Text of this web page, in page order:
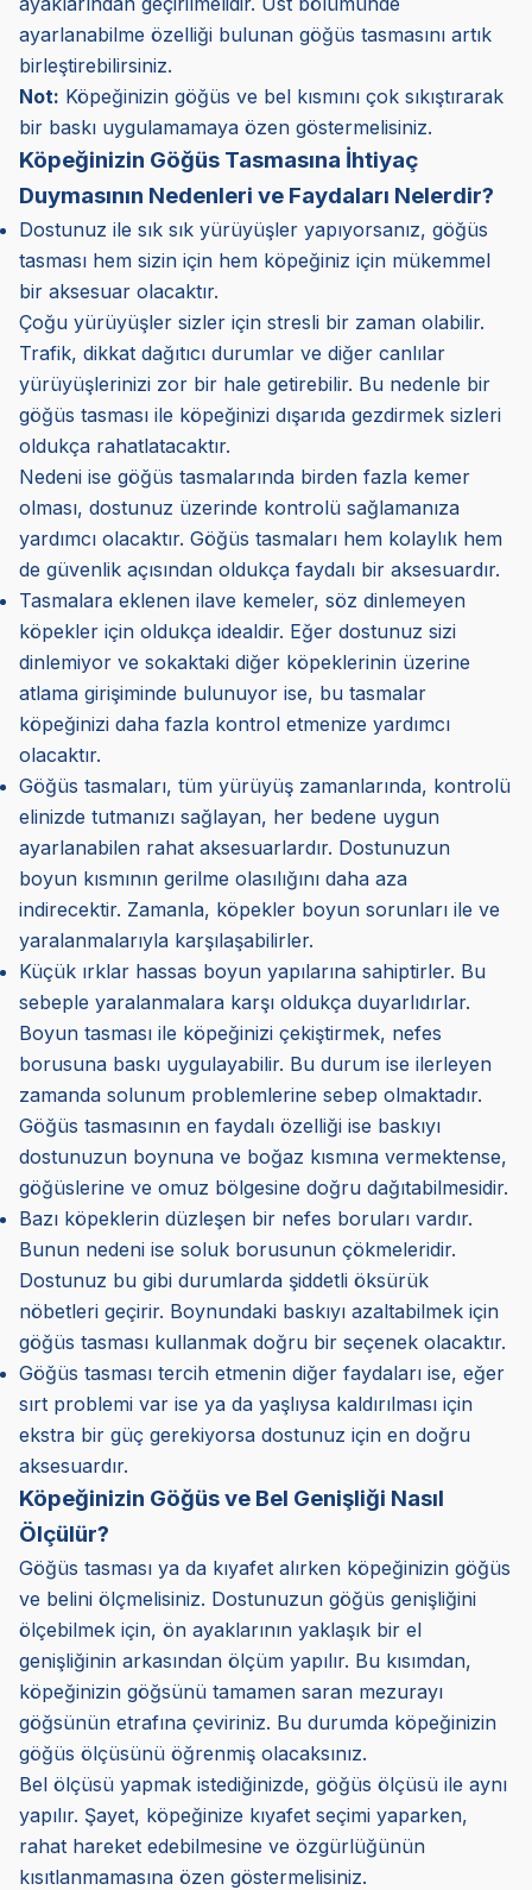
ayarlanabilme özelliği bulunan göğüs tasmasını artık
birleştirebilirsiniz.
Not: Köpeğinizin göğüs ve bel kısmını çok sıkıştırarak
bir baskı uygulamamaya özen göstermelisiniz.
Köpeğinizin Göğüs Tasmasına İhtiyaç
Duymasının Nedenleri ve Faydaları Nelerdir?
Dostunuz ile sık sık yürüyüşler yapıyorsanız, göğüs
tasması hem sizin için hem köpeğiniz için mükemmel
bir aksesuar olacaktır.
Çoğu yürüyüşler sizler için stresli bir zaman olabilir.
Trafik, dikkat dağıtıcı durumlar ve diğer canlılar
yürüyüşlerinizi zor bir hale getirebilir. Bu nedenle bir
göğüs tasması ile köpeğinizi dışarıda gezdirmek sizleri
oldukça rahatlatacaktır.
Nedeni ise göğüs tasmalarında birden fazla kemer
olması, dostunuz üzerinde kontrolü sağlamanıza
yardımcı olacaktır. Göğüs tasmaları hem kolaylık hem
de güvenlik açısından oldukça faydalı bir aksesuardır.
Tasmalara eklenen ilave kemeler, söz dinlemeyen
köpekler için oldukça idealdir. Eğer dostunuz sizi
dinlemiyor ve sokaktaki diğer köpeklerinin üzerine
atlama girişiminde bulunuyor ise, bu tasmalar
köpeğinizi daha fazla kontrol etmenize yardımcı
olacaktır.
Göğüs tasmaları, tüm yürüyüş zamanlarında, kontrolü
elinizde tutmanızı sağlayan, her bedene uygun
ayarlanabilen rahat aksesuarlardır. Dostunuzun
boyun kısmının gerilme olasılığını daha aza
indirecektir. Zamanla, köpekler boyun sorunları ile ve
yaralanmalarıyla karşılaşabilirler.
Küçük ırklar hassas boyun yapılarına sahiptirler. Bu
sebeple yaralanmalara karşı oldukça duyarlıdırlar.
Boyun tasması ile köpeğinizi çekiştirmek, nefes
borusuna baskı uygulayabilir. Bu durum ise ilerleyen
zamanda solunum problemlerine sebep olmaktadır.
Göğüs tasmasının en faydalı özelliği ise baskıyı
dostunuzun boynuna ve boğaz kısmına vermektense,
göğüslerine ve omuz bölgesine doğru dağıtabilmesidir.
Bazı köpeklerin düzleşen bir nefes boruları vardır.
Bunun nedeni ise soluk borusunun çökmeleridir.
Dostunuz bu gibi durumlarda şiddetli öksürük
nöbetleri geçirir. Boynundaki baskıyı azaltabilmek için
göğüs tasması kullanmak doğru bir seçenek olacaktır.
Göğüs tasması tercih etmenin diğer faydaları ise, eğer
sırt problemi var ise ya da yaşlıysa kaldırılması için
ekstra bir güç gerekiyorsa dostunuz için en doğru
aksesuardır.
Köpeğinizin Göğüs ve Bel Genişliği Nasıl
Ölçülür?
Göğüs tasması ya da kıyafet alırken köpeğinizin göğüs
ve belini ölçmelisiniz. Dostunuzun göğüs genişliğini
ölçebilmek için, ön ayaklarının yaklaşık bir el
genişliğinin arkasından ölçüm yapılır. Bu kısımdan,
köpeğinizin göğsünü tamamen saran mezurayı
göğsünün etrafına çeviriniz. Bu durumda köpeğinizin
göğüs ölçüsünü öğrenmiş olacaksınız.
Bel ölçüsü yapmak istediğinizde, göğüs ölçüsü ile aynı
yapılır. Şayet, köpeğinize kıyafet seçimi yaparken,
rahat hareket edebilmesine ve özgürlüğünün
kısıtlanmamasına özen göstermelisiniz.